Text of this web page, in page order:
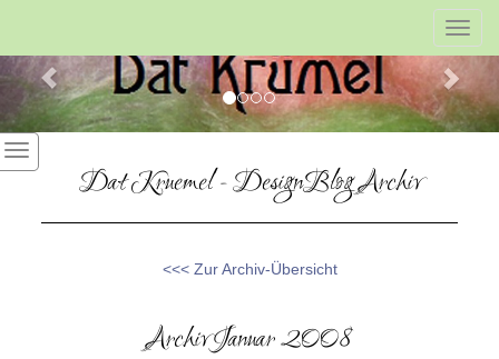
Dat Kruemel - DesignBlog Archiv
<<< Zur Archiv-Übersicht
Archiv Januar 2008